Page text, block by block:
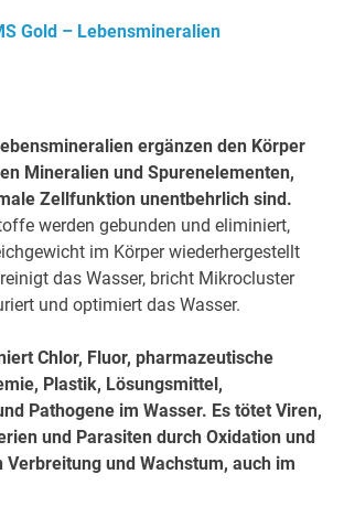
Gold – Lebensmineralien
ergänzen den Körper
Mineralien und Spurenelementen,
Zellfunktion unentbehrlich sind.
werden gebunden und eliminiert,
im Körper wiederhergestellt
das Wasser, bricht Mikrocluster
und optimiert das Wasser.
Chlor, Fluor, pharmazeutische
Plastik, Lösungsmittel,
Pathogene im Wasser. Es tötet Viren,
und Parasiten durch Oxidation und
und Wachstum, auch im